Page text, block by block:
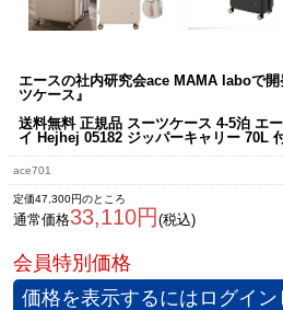
エースの社内研究会ace MAMA laboで
ツケース』
送料無料 正規品 スーツケース 4-5泊 エ
イ Hejhej 05182 ジッパーキャリー 70L
ace701
定価47,300円のところ
通常価格33,110円 (税込)
価格を表示するにはログイン